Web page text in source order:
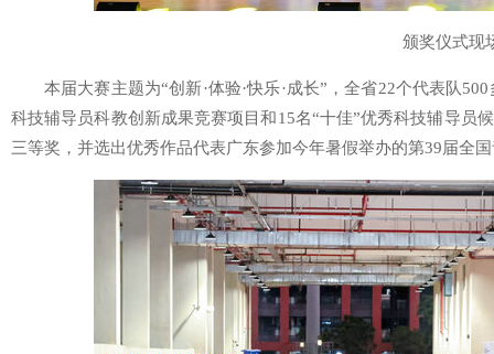
颁奖仪式现
本届大赛主题为“创新·体验·快乐·成长”，全省22个代表队
科技辅导员科教创新成果竞赛项目和15名“十佳”优秀科技辅导员
三等奖，并选出优秀作品代表广东参加今年暑假举办的第39届全